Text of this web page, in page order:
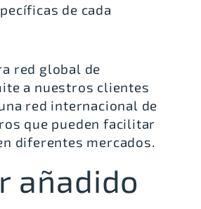
de cada
red global de
a nuestros clientes
red internacional de
que pueden facilitar
diferentes mercados.
añadido